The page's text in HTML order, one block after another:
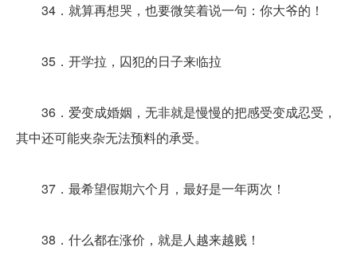
34．就算再想哭，也要微笑着说一句：你大爷的！
35．开学拉，囚犯的日子来临拉
36．爱变成婚姻，无非就是慢慢的把感受变成忍受，
其中还可能夹杂无法预料的承受。
37．最希望假期六个月，最好是一年两次！
38．什么都在涨价，就是人越来越贱！